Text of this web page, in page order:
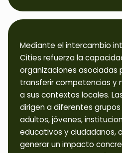
Mediante el intercambio
Cities refuerza la
organizaciones asociadas
transferir competencias y
a sus contextos locales.
dirigen a diferentes
adultos, jóvenes,
educativos y ciudadanos,
generar un impacto